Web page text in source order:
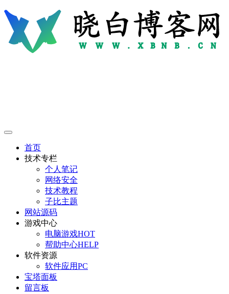
首页
技术专栏
个人笔记
网络安全
技术教程
子比主题
网站源码
游戏中心
电脑游戏HOT
帮助中心HELP
软件资源
软件应用PC
宝塔面板
留言板